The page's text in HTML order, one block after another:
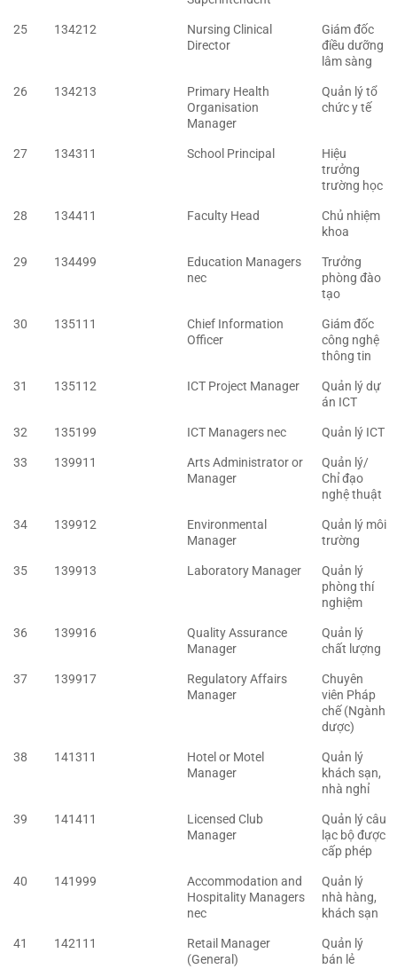
25
134212
Nursing Clinical
Director
Giám đốc
điều dưỡng
lâm sàng
26
134213
Primary Health
Organisation
Manager
Quản lý tổ
chức y tế
27 134311 School Principal
Hiệu
trưởng
trường học
28
134411 Faculty Head
Chủ nhiệm
khoa
29
134499
Education Managers
nec
Trưởng
phòng đào
tạo
30
135111
Chief Information
Officer
Giám đốc
công nghệ
thông tin
31
135112 ICT Project Manager
Quản lý dự
án ICT
32
135199 ICT Managers nec
Quản lý ICT
33
139911
Arts Administrator or
Manager
Quản lý/
Chỉ đạo
nghệ thuật
34
139912
Environmental
Manager
Quản lý môi
trường
35
139913 Laboratory Manager
Quản lý
phòng thí
nghiệm
36
139916
Quality Assurance
Manager
Quản lý
chất lượng
37
139917
Regulatory Affairs
Manager
Chuyên
viên Pháp
chế (Ngành
dược)
38
141311
Hotel or Motel
Manager
Quản lý
khách sạn,
nhà nghỉ
39
141411
Licensed Club
Manager
Quản lý câu
lạc bộ được
cấp phép
40
141999
Accommodation and
Hospitality Managers
nec
Quản lý
nhà hàng,
khách sạn
41
142111
Retail Manager
(General)
Quản lý
bán lẻ